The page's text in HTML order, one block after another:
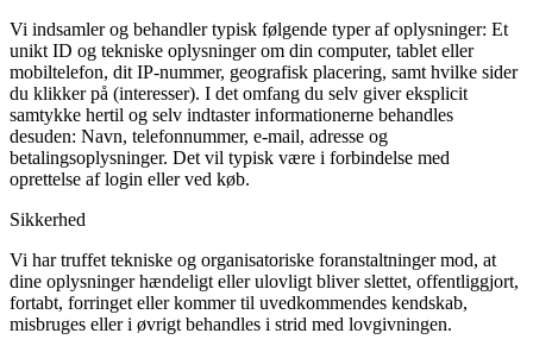
Vi indsamler og behandler typisk følgende typer af oplysninger: Et
unikt ID og tekniske oplysninger om din computer, tablet eller
mobiltelefon, dit IP-nummer, geografisk placering, samt hvilke sider
du klikker på (interesser). I det omfang du selv giver eksplicit
samtykke hertil og selv indtaster informationerne behandles
desuden: Navn, telefonnummer, e-mail, adresse og
betalingsoplysninger. Det vil typisk være i forbindelse med
oprettelse af login eller ved køb.
Sikkerhed
Vi har truffet tekniske og organisatoriske foranstaltninger mod, at
dine oplysninger hændeligt eller ulovligt bliver slettet, offentliggjort,
fortabt, forringet eller kommer til uvedkommendes kendskab,
misbruges eller i øvrigt behandles i strid med lovgivningen.